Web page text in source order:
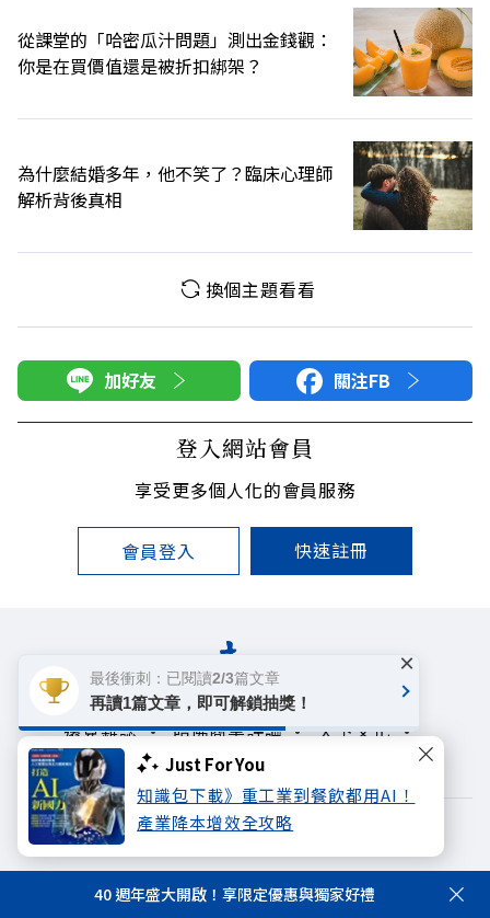
Just For You
知識包下載》重工業到餐飲都用AI！
產業降本增效全攻略
從課堂的「哈密瓜汁問題」測出金錢觀：
你是在買價值還是被折扣綁架？
為什麼結婚多年，他不笑了？臨床心理師
解析背後真相
換個主題看看
加好友 關注FB
登入網站會員
享受更多個人化的會員服務
會員登入 快速註冊
遠見雜誌 哈佛商業評論
天下文化
未來親子學習平台
50+ 領導影響力學院
著作權聲明
隱私權政策
Copyright© 1999~2026
遠見天下文化出版股份有限公司. All rights reserved.
40 週年盛大開啟！享限定優惠與獨家好禮
最後衝刺：已閱讀2/3篇文章
再讀1篇文章，即可解鎖抽獎！
×